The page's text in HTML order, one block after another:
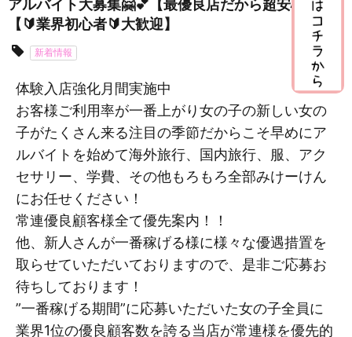
アルバイト大募集🤗💕【最優良店だから超安心🎶】
【🔰業界初心者🔰大歓迎】
新着情報
体験入店強化月間実施中
お客様ご利用率が一番上がり女の子の新しい女の
子がたくさん来る注目の季節だからこそ早めにア
ルバイトを始めて海外旅行、国内旅行、服、アク
セサリー、学費、その他もろもろ全部みけーけん
にお任せください！
常連優良顧客様全て優先案内！！
他、新人さんが一番稼げる様に様々な優遇措置を
取らせていただいておりますので、是非ご応募お
待ちしております！
”一番稼げる期間”に応募いただいた女の子全員に
業界1位の優良顧客数を誇る当店が常連様を優先的